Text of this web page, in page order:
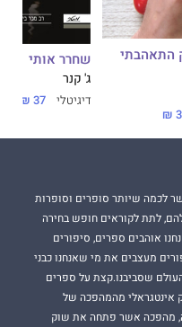
התאהבתי
שחרר אותי
ג' קנר
דיגיטלי 37 ₪
לכמה שיותר סופרים וסופרות
לתת לקוראים חופש בחירה
אוהבים ספרים, סיפורים
מעצבים את מי שאנחנו כבני
שסביבנו.קצת על ספרים
אינטגראלי מהמהפכה של
מהפכה אשר פתחה את שוק